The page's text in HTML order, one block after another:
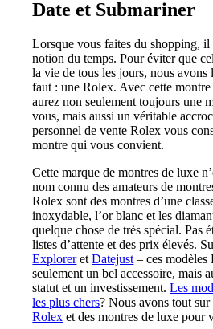
Date et Submariner
Lorsque vous faites du shopping, il
notion du temps. Pour éviter que
la vie de tous les jours, nous
faut : une Rolex. Avec cette
aurez non seulement toujours une
vous, mais aussi un véritable
personnel de vente Rolex vous
montre qui vous convient.
Cette marque de montres de luxe
nom connu des amateurs de
Rolex sont des montres d’une
inoxydable, l’or blanc et les
quelque chose de très spécial. Pas
listes d’attente et des prix élevés.
ExploreretDatejust – ces modèles
seulement un bel accessoire, mais
statut et un investissement.Les
les plus chers? Nous avons tout
Rolex et des montres de luxe pour